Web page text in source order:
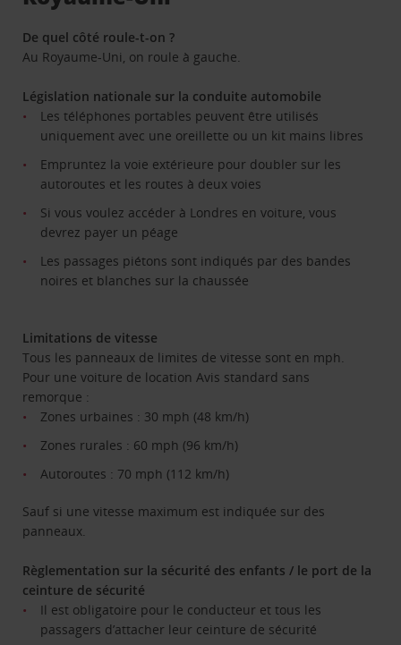
De quel côté roule-t-on ?
Au Royaume-Uni, on roule à gauche.
Législation nationale sur la conduite automobile
Les téléphones portables peuvent être utilisés
uniquement avec une oreillette ou un kit mains libres
Empruntez la voie extérieure pour doubler sur les
autoroutes et les routes à deux voies
Si vous voulez accéder à Londres en voiture, vous
devrez payer un péage
Les passages piétons sont indiqués par des bandes
noires et blanches sur la chaussée
Limitations de vitesse
Tous les panneaux de limites de vitesse sont en mph.
Pour une voiture de location Avis standard sans
remorque :
Zones urbaines : 30 mph (48 km/h)
Zones rurales : 60 mph (96 km/h)
Autoroutes : 70 mph (112 km/h)
Sauf si une vitesse maximum est indiquée sur des
panneaux.
Règlementation sur la sécurité des enfants / le port de la
ceinture de sécurité
Il est obligatoire pour le conducteur et tous les
passagers d’attacher leur ceinture de sécurité